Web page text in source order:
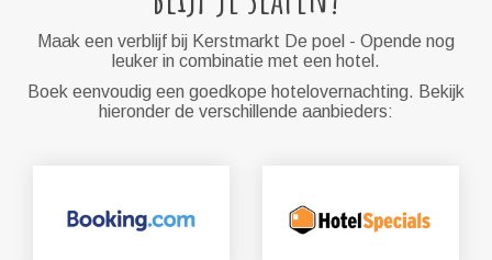
Maak een verblijf bij Kerstmarkt De poel - Opende nog
leuker in combinatie met een hotel.
Boek eenvoudig een goedkope hotelovernachting. Bekijk
hieronder de verschillende aanbieders: